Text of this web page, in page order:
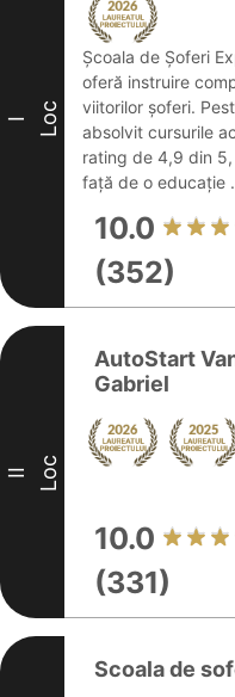
I Loc
Școala de Șoferi
oferă instruire
viitorilor șoferi.
absolvit cursurile
rating de 4,9 din
față de o educație
10.0
(352)
II Loc
AutoStart
Gabriel
10.0
(331)
Scoala de